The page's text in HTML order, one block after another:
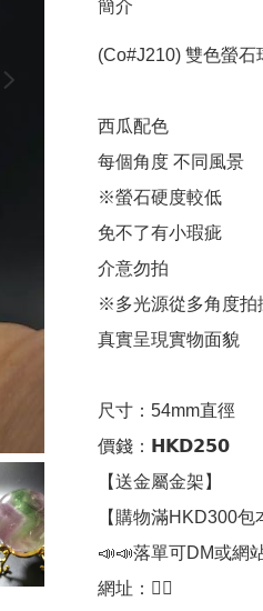
簡介
(Co#J210) 雙色螢
西瓜配色
每個角度 不同風景
※螢石硬度較低
免不了有小瑕疵
介意勿拍
※多光源從多角度拍
真實呈現實物面貌
尺寸：54mm直徑
價錢：𝗛𝗞𝗗𝟮𝟱𝟬
【送金屬金架】
【購物滿HKD300包
📣📣落單可DM或網
網址：👇🏻